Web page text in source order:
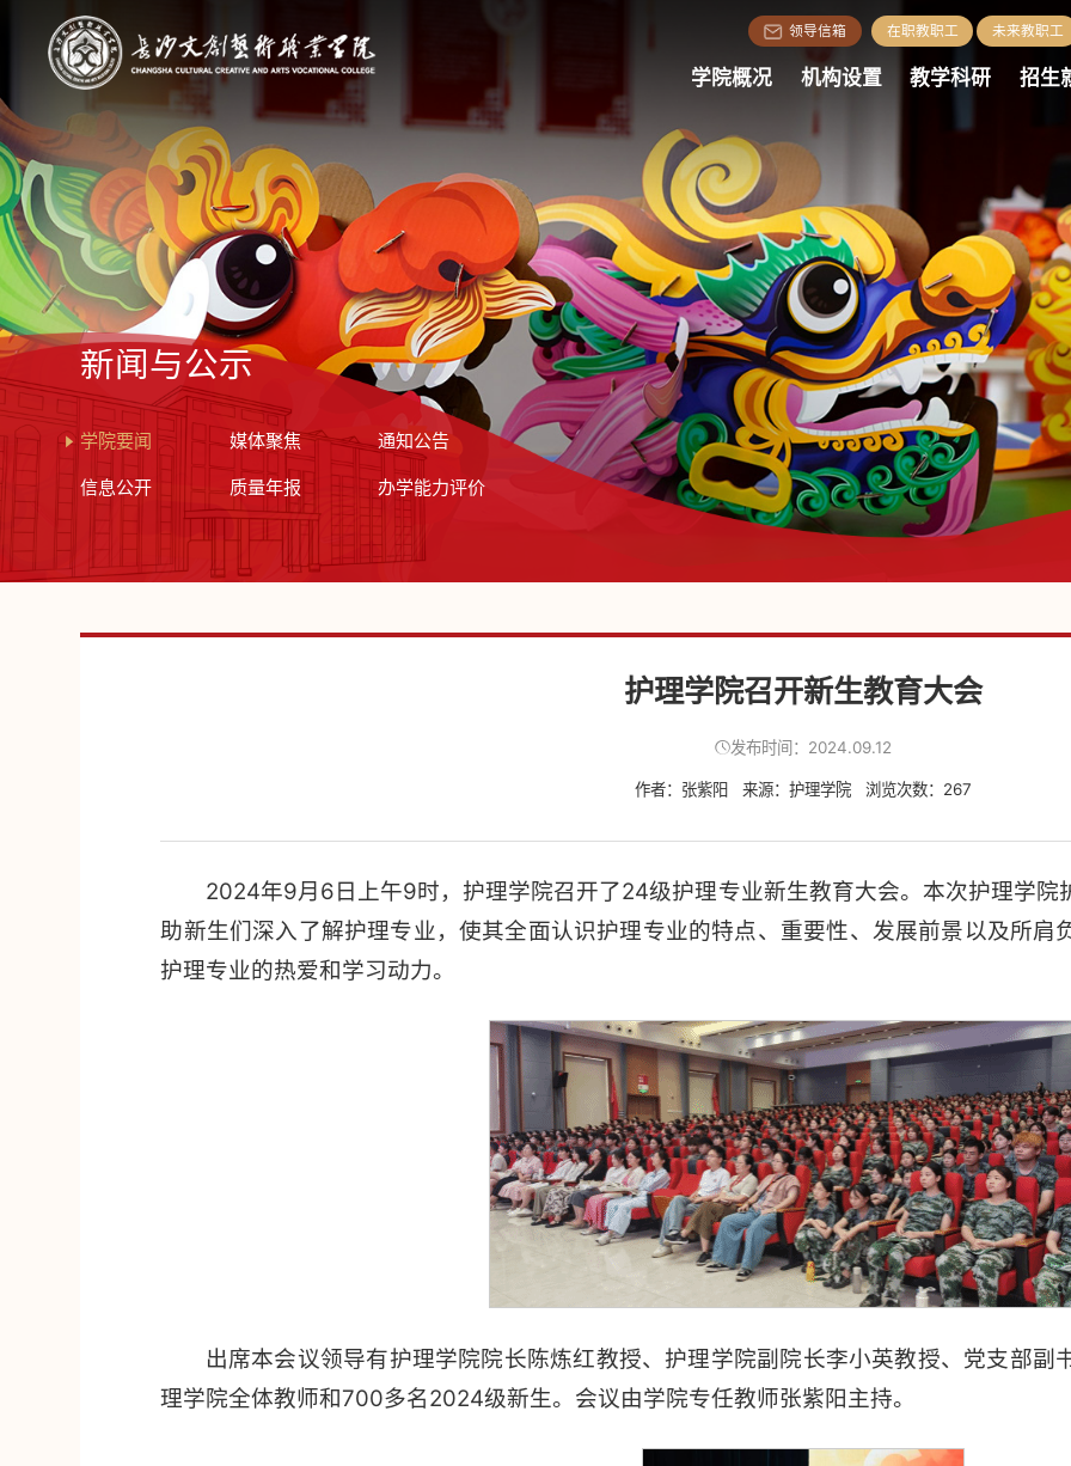
领导信箱 在职教职工 未来教职工
学院概况 机构设置 教学科研 招生
新闻与公示
学院要闻 媒体聚焦 通知公告
信息公开 质量年报 办学能力评价
护理学院召开新生教育大会
发布时间：2024.09.12
作者：张紫阳 来源：护理学院 浏览次数： 267
2024年9月6日上午9时，护理学院召开了24级护理专业新生教育大会。本次护理学院
助新生们深入了解护理专业，使其全面认识护理专业的特点、重要性、发展前景以及所肩
护理专业的热爱和学习动力。
出席本会议领导有护理学院院长陈炼红教授、护理学院副院长李小英教授、党支部副
理学院全体教师和700多名2024级新生。会议由学院专任教师张紫阳主持。